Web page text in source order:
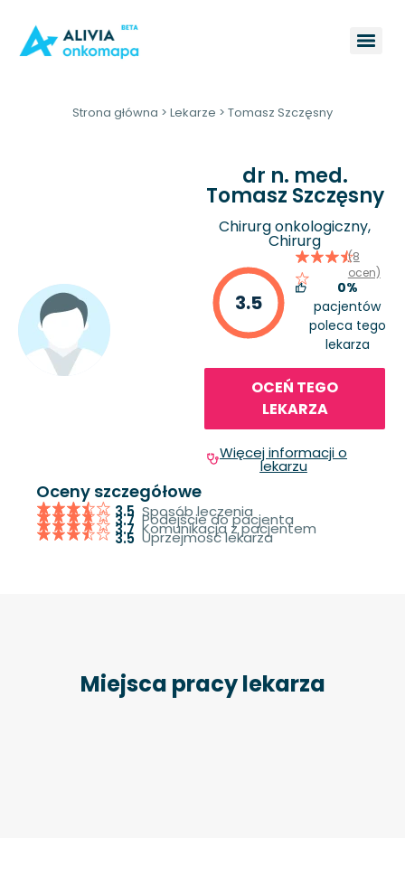
Strona główna > Lekarze > Tomasz Szczęsny
dr n. med.
Tomasz Szczęsny
Chirurg onkologiczny,
Chirurg
3.5
(8
ocen)
0%
pacjentów
poleca tego
lekarza
OCEŃ TEGO
LEKARZA
Więcej informacji o
lekarzu
Oceny szczegółowe
3.5 Sposób leczenia
3.7 Podejście do pacjenta
3.7 Komunikacja z pacjentem
3.5 Uprzejmość lekarza
Miejsca pracy lekarza